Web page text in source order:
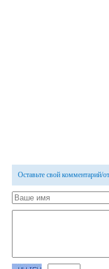
Оставьте свой комментарий/